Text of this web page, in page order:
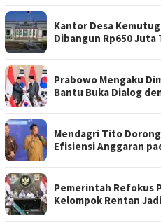
Kantor Desa
Dibangun Rp650 Juta
Prabowo Mengaku
Bantu Buka Dialog
Mendagri Tito
Efisiensi Anggaran
Pemerintah Refokus
Kelompok Rentan